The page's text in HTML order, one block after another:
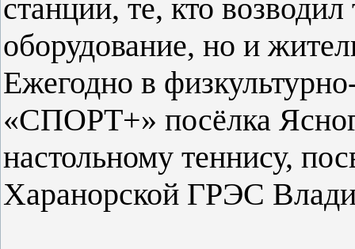
станции, те, кто
оборудование, но и
Ежегодно в
«СПОРТ+» посёлка
настольному теннису,
Харанорской ГРЭС